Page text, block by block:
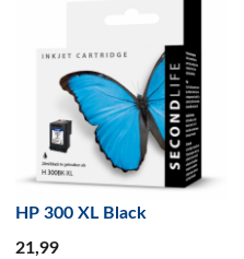
HP 300 XL Black
21,99